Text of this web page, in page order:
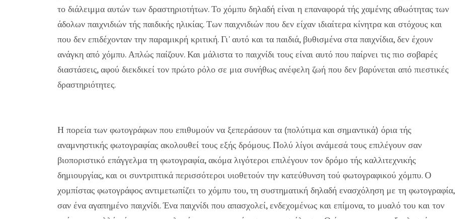
το διάλειμμα αυτών των δραστηριοτήτων. Το χόμπυ δηλαδή είναι η επαναφορά τής χαμένης αθωότητας των
άδολων παιχνιδιών τής παιδικής ηλικίας. Των παιχνιδιών που δεν είχαν ιδιαίτερα κίνητρα και στόχους και
που δεν επιδέχονταν την παραμικρή κριτική. Γι' αυτό και τα παιδιά, βυθισμένα στα παιχνίδια, δεν έχουν
ανάγκη από χόμπυ. Απλώς παίζουν. Και μάλιστα το παιχνίδι τους είναι αυτό που παίρνει τις πιο σοβαρές
διαστάσεις, αφού διεκδικεί τον πρώτο ρόλο σε μια συνήθως ανέφελη ζωή που δεν βαρύνεται από πιεστικές
δραστηριότητες.
Η πορεία των φωτογράφων που επιθυμούν να ξεπεράσουν τα (πολύτιμα και σημαντικά) όρια τής
αναμνηστικής φωτογραφίας ακολουθεί τους εξής δρόμους. Πολύ λίγοι ανάμεσά τους επιλέγουν σαν
βιοποριστικό επάγγελμα τη φωτογραφία, ακόμα λιγότεροι επιλέγουν τον δρόμο τής καλλιτεχνικής
δημιουργίας, και οι συντριπτικά περισσότεροι υιοθετούν την κατεύθυνση τού φωτογραφικού χόμπυ. Ο
χομπίστας φωτογράφος αντιμετωπίζει το χόμπυ του, τη συστηματική δηλαδή ενασχόληση με τη φωτογραφία,
σαν ένα αγαπημένο παιχνίδι. Ένα παιχνίδι που απασχολεί, ενδεχομένως και επίμονα, το μυαλό του και τον